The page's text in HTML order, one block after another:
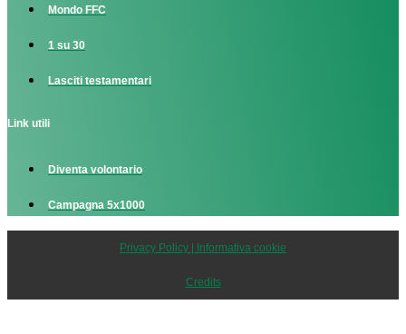
Mondo FFC
1 su 30
Lasciti testamentari
Link utili
Diventa volontario
Campagna 5x1000
Privacy Policy | Informativa cookie
Credits